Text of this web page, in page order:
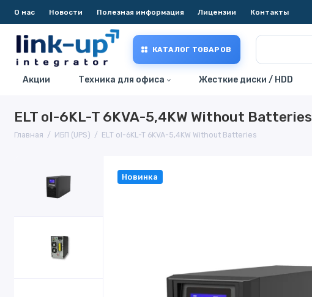
О нас Новости Полезная информация Лицензии Контакты
КАТАЛОГ ТОВАРОВ
Акции Техника для офиса Жесткие диски / HDD
ELT ol-6KL-T 6KVA-5,4KW Without Batteries
Главная ИБП (UPS) ELT ol-6KL-T 6KVA-5,4KW Without Batteries
Новинка